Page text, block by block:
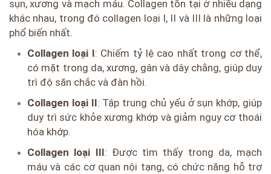
sụn, xương và mạch máu. Collagen tồn tại ở nhiều dạng
khác nhau, trong đó collagen loại I, II và III là những loại
phổ biến nhất.
Collagen loại I: Chiếm tỷ lệ cao nhất trong cơ thể,
có mặt trong da, xương, gân và dây chằng, giúp duy
trì độ săn chắc và đàn hồi.
Collagen loại II: Tập trung chủ yếu ở sụn khớp, giúp
duy trì sức khỏe xương khớp và giảm nguy cơ thoái
hóa khớp.
Collagen loại III: Được tìm thấy trong da, mạch
máu và các cơ quan nội tạng, có chức năng hỗ trợ